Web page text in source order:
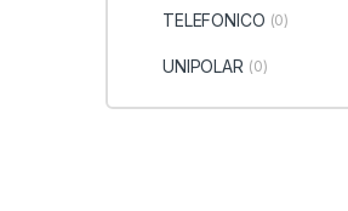
TELEFONICO (0)
UNIPOLAR (0)